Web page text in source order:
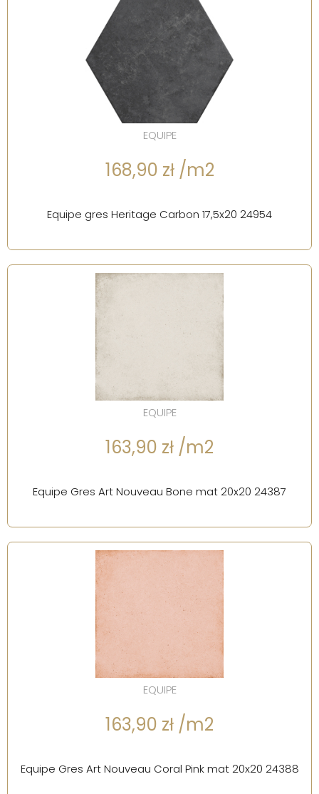
EQUIPE
168,90 zł /m2
Equipe gres Heritage Carbon 17,5x20 24954
EQUIPE
163,90 zł /m2
Equipe Gres Art Nouveau Bone mat 20x20 24387
EQUIPE
163,90 zł /m2
Equipe Gres Art Nouveau Coral Pink mat 20x20 24388